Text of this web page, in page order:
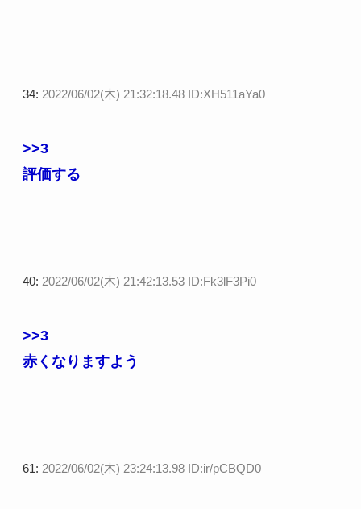
34: 2022/06/02(木) 21:32:18.48 ID:XH511aYa0
>>3
評価する
40: 2022/06/02(木) 21:42:13.53 ID:Fk3lF3Pi0
>>3
赤くなりますよう
61: 2022/06/02(木) 23:24:13.98 ID:ir/pCBQD0